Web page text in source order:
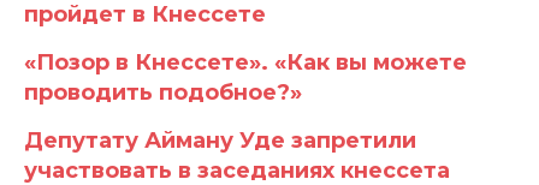
пройдет в Кнессете
«Позор в Кнессете». «Как вы можете
проводить подобное?»
Депутату Айману Уде запретили
участвовать в заседаниях кнессета